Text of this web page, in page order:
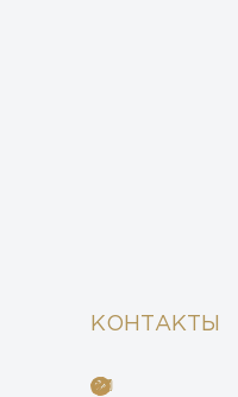
КОНТАКТЫ